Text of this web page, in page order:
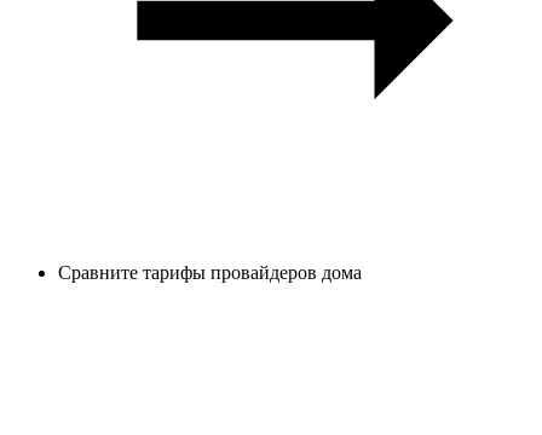
Сравните тарифы провайдеров дома